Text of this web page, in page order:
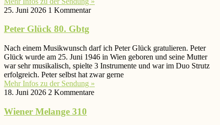
25. Juni 2026 1 Kommentar
Peter Glück 80. Gbtg
Nach einem Musikwunsch darf ich Peter Glück gratulieren. Peter
Glück wurde am 25. Juni 1946 in Wien geboren und seine Mutter
war sehr musikalisch, spielte 3 Instrumente und war im Duo Strutz
erfolgreich. Peter selbst hat zwar gerne
Mehr Infos zu der Sendung »
18. Juni 2026 2 Kommentare
Wiener Melange 310